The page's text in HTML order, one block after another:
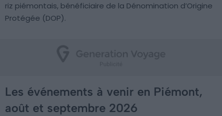
riz piémontais, bénéficiaire de la Dénomination d’Origine
Protégée (DOP).
Les événements à venir en Piémont,
août et septembre 2026